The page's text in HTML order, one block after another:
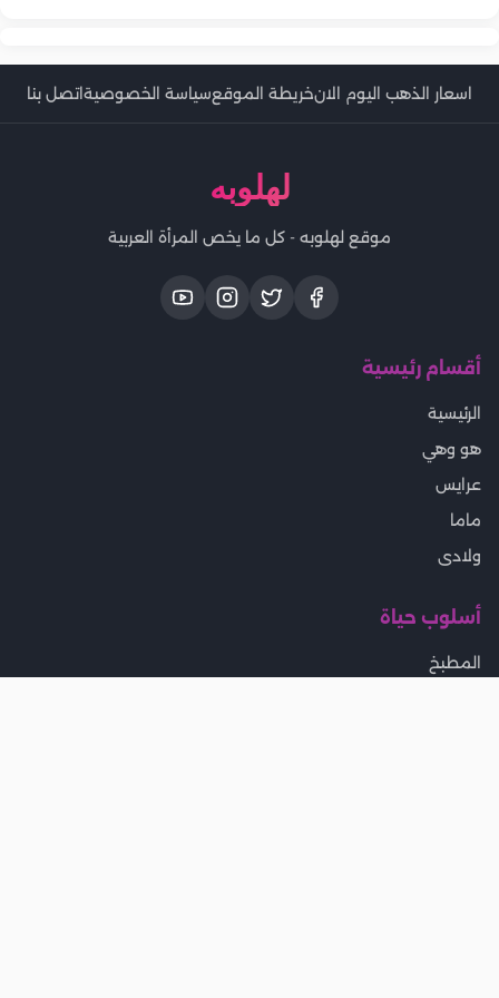
اسعار الذهب اليوم الانخريطة الموقعسياسة الخصوصيةاتصل بنا
لهلوبه
موقع لهلوبه - كل ما يخص المرأة العربية
أقسام رئيسية
الرئيسية
هو وهي
عرايس
ماما
ولادى
أسلوب حياة
المطبخ